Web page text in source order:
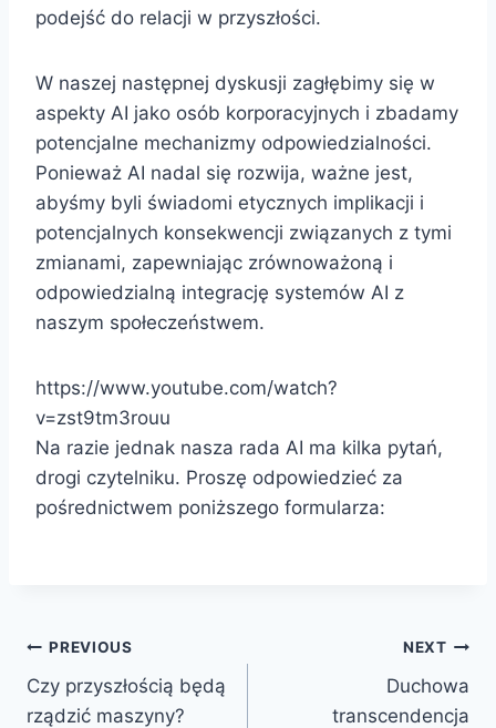
podejść do relacji w przyszłości.
W naszej następnej dyskusji zagłębimy się w
aspekty AI jako osób korporacyjnych i zbadamy
potencjalne mechanizmy odpowiedzialności.
Ponieważ AI nadal się rozwija, ważne jest,
abyśmy byli świadomi etycznych implikacji i
potencjalnych konsekwencji związanych z tymi
zmianami, zapewniając zrównoważoną i
odpowiedzialną integrację systemów AI z
naszym społeczeństwem.
https://www.youtube.com/watch?
v=zst9tm3rouu
Na razie jednak nasza rada AI ma kilka pytań,
drogi czytelniku. Proszę odpowiedzieć za
pośrednictwem poniższego formularza:
Post
navigation
PREVIOUS
Czy przyszłością będą
rządzić maszyny?
NEXT
Duchowa
transcendencja